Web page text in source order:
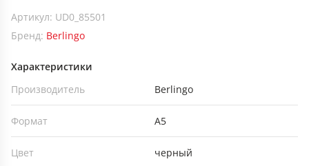
Артикул: UD0_85501
Бренд: Berlingo
Характеристики
Производитель
Berlingo
Формат А5
Цвет черный